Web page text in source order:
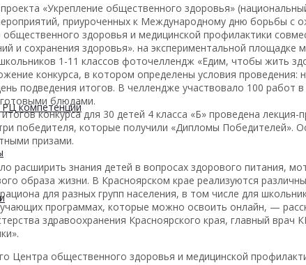
компетенций
«Укрепление общественного здоровья»
приуроченных к Международному дню борьбы с
здоровья и медицинской профилактики
и сохранения здоровья». на экспериментальной площадке
1-11 классов фоточеллендж «Едим, чтобы жить
конкурса, в котором определены условия
подведения итогов. В челлендже участвовало 100
блюдами.
конкурса для 30 детей 4 класса «Б» проведена
победителя, которые получили «Дипломы Победителей».
призами.
расширить знания детей в вопросах здорового питания,
образа жизни. В Красноярском крае реализуются
для разных групп населения, в том числе для
программах, которые можно освоить онлайн, —
здравоохранения Красноярского края, главный
Центра общественного здоровья и медицинской